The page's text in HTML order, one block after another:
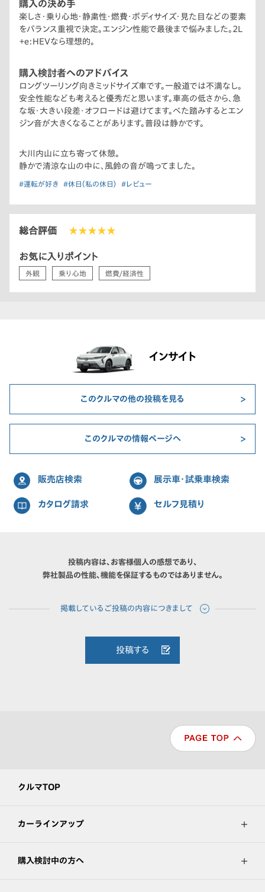
購入の決め手
楽しさ・乗り心地・静粛性・燃費・ボディサイズ・見た目などの要素
をバランス重視で決定。エンジン性能で最後まで悩みました。2L
＋e:HEVなら理想的。
購入検討者へのアドバイス
ロングツーリング向きミッドサイズ車です。一般道では不満なし。
安全性能なども考えると優秀だと思います。車高の低さから、急
な坂・大きい段差・オフロードは避けてます。べた踏みするとエン
ジン音が大きくなることがあります。普段は静かです。
大川内山に立ち寄って休憩。
静かで清涼な山の中に、風鈴の音が鳴ってました。
#運転が好き #休日（私の休日） #レビュー
総合評価 ★★★★★
お気に入りポイント
外観 乗り心地 燃費/経済性
インサイト
このクルマの他の投稿を見る
このクルマの情報ページへ
販売店検索 展示車・試乗車検索
カタログ請求 セルフ見積り
投稿内容は、お客様個人の感想であり、
弊社製品の性能、機能を保証するものではありません。
投稿する
クルマTOP
カーラインアップ
購入検討中の方へ